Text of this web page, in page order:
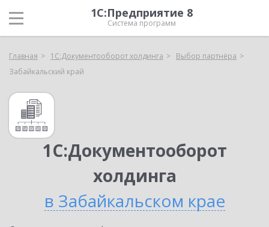
1С:Предприятие 8
Система программ
Главная 1С:Документооборот холдинга
Выбор партнёра
Забайкальский край
1С:Документооборот
холдинга
в Забайкальском крае